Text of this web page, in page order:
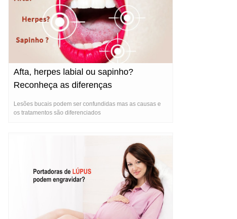
Afta, herpes labial ou sapinho?
Reconheça as diferenças
Lesões bucais podem ser confundidas mas as causas e
os tratamentos são diferenciados